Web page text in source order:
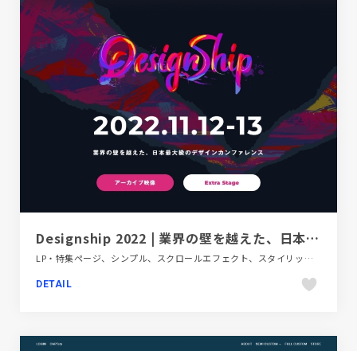
Designship 2022 | 業界の壁を越えた、日本最大級のデザインカンファレンス
LP・特集ページ、シンプル、スクロールエフェクト、スタイリッシュ、タイポグラフィー、ダイナミック、デザイン・アート・音楽・文芸、ピンク系、フラットデザイン、ブラック系 、ブランド・サービスサイト、モーション多め
DETAIL